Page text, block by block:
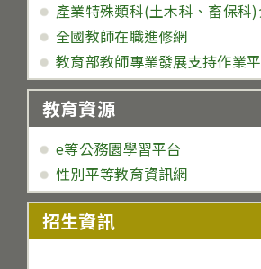
產業特殊類科(土木科、畜保科
全國教師在職進修網
教育部教師專業發展支持作業
教育資源
e等公務園學習平台
性別平等教育資訊網
招生資訊